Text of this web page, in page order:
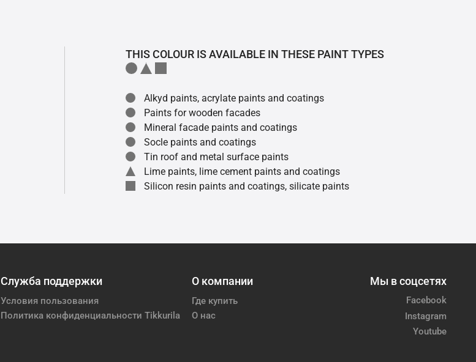
THIS COLOUR IS AVAILABLE IN THESE PAINT TYPES
Alkyd paints, acrylate paints and coatings
Paints for wooden facades
Mineral facade paints and coatings
Socle paints and coatings
Tin roof and metal surface paints
Lime paints, lime cement paints and coatings
Silicon resin paints and coatings, silicate paints
Служба поддержки
Условия пользования
Политика конфиденциальности Tikkurila
О компании
Где купить
О нас
Мы в соцсетях
Facebook
Instagram
Youtube